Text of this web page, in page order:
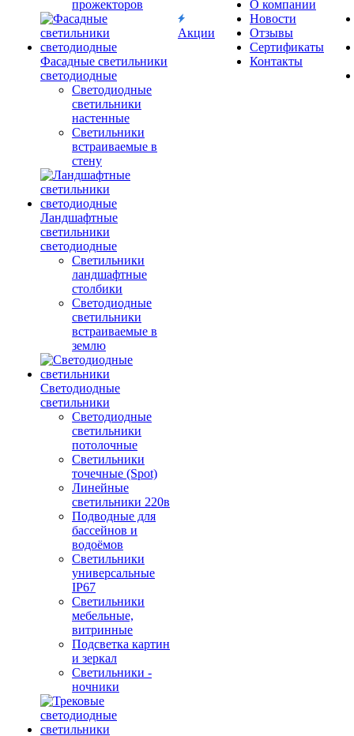
прожекторов
Фасадные светильники
светодиодные
Светодиодные
светильники
настенные
Светильники
встраиваемые в
стену
Ландшафтные
светильники
светодиодные
Светильники
ландшафтные
столбики
Светодиодные
светильники
встраиваемые в
землю
Светодиодные
светильники
Светодиодные
светильники
потолочные
Светильники
точечные (Spot)
Линейные
светильники 220в
Подводные для
бассейнов и
водоёмов
Светильники
универсальные
IP67
Светильники
мебельные,
витринные
Подсветка картин
и зеркал
Светильники -
ночники
Акции
О компании
Новости
Отзывы
Сертификаты
Контакты